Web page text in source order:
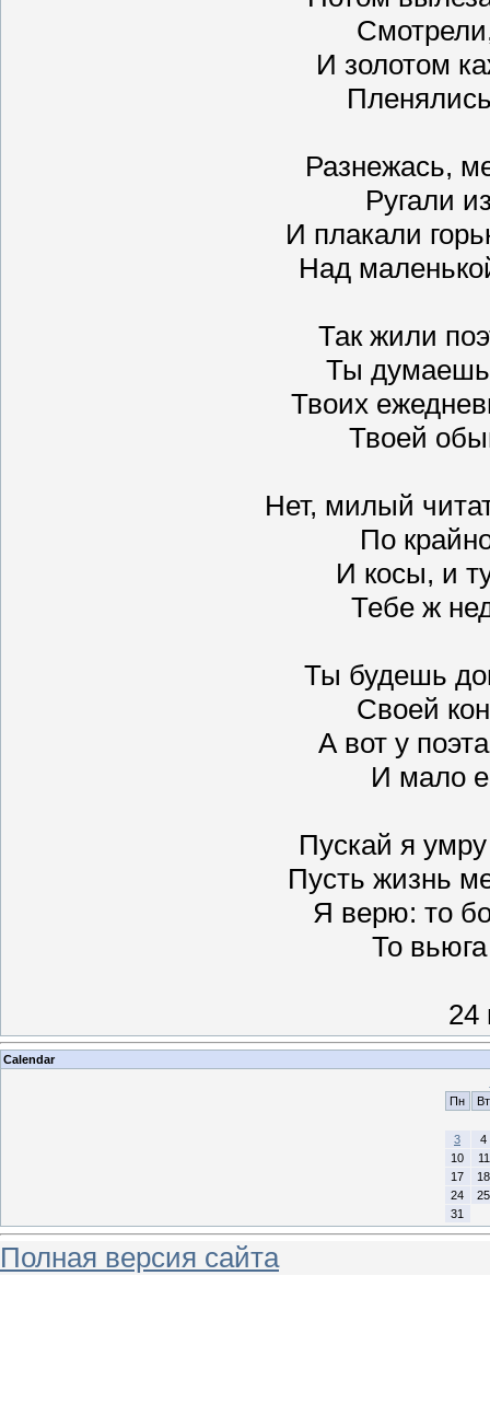
И золотом
Разнежась,
Ругали
И плакали
Над
Так жили
Ты
Твоих
Твоей
Нет, милый
По
И косы, и
Тебе ж
Ты будешь
Своей
А вот у
И мало
Пускай я
Пусть жизнь
Я верю: то
То
24
Calendar
Пн
Вт
3
4
10
11
17
18
24
25
31
Полная версия сайта